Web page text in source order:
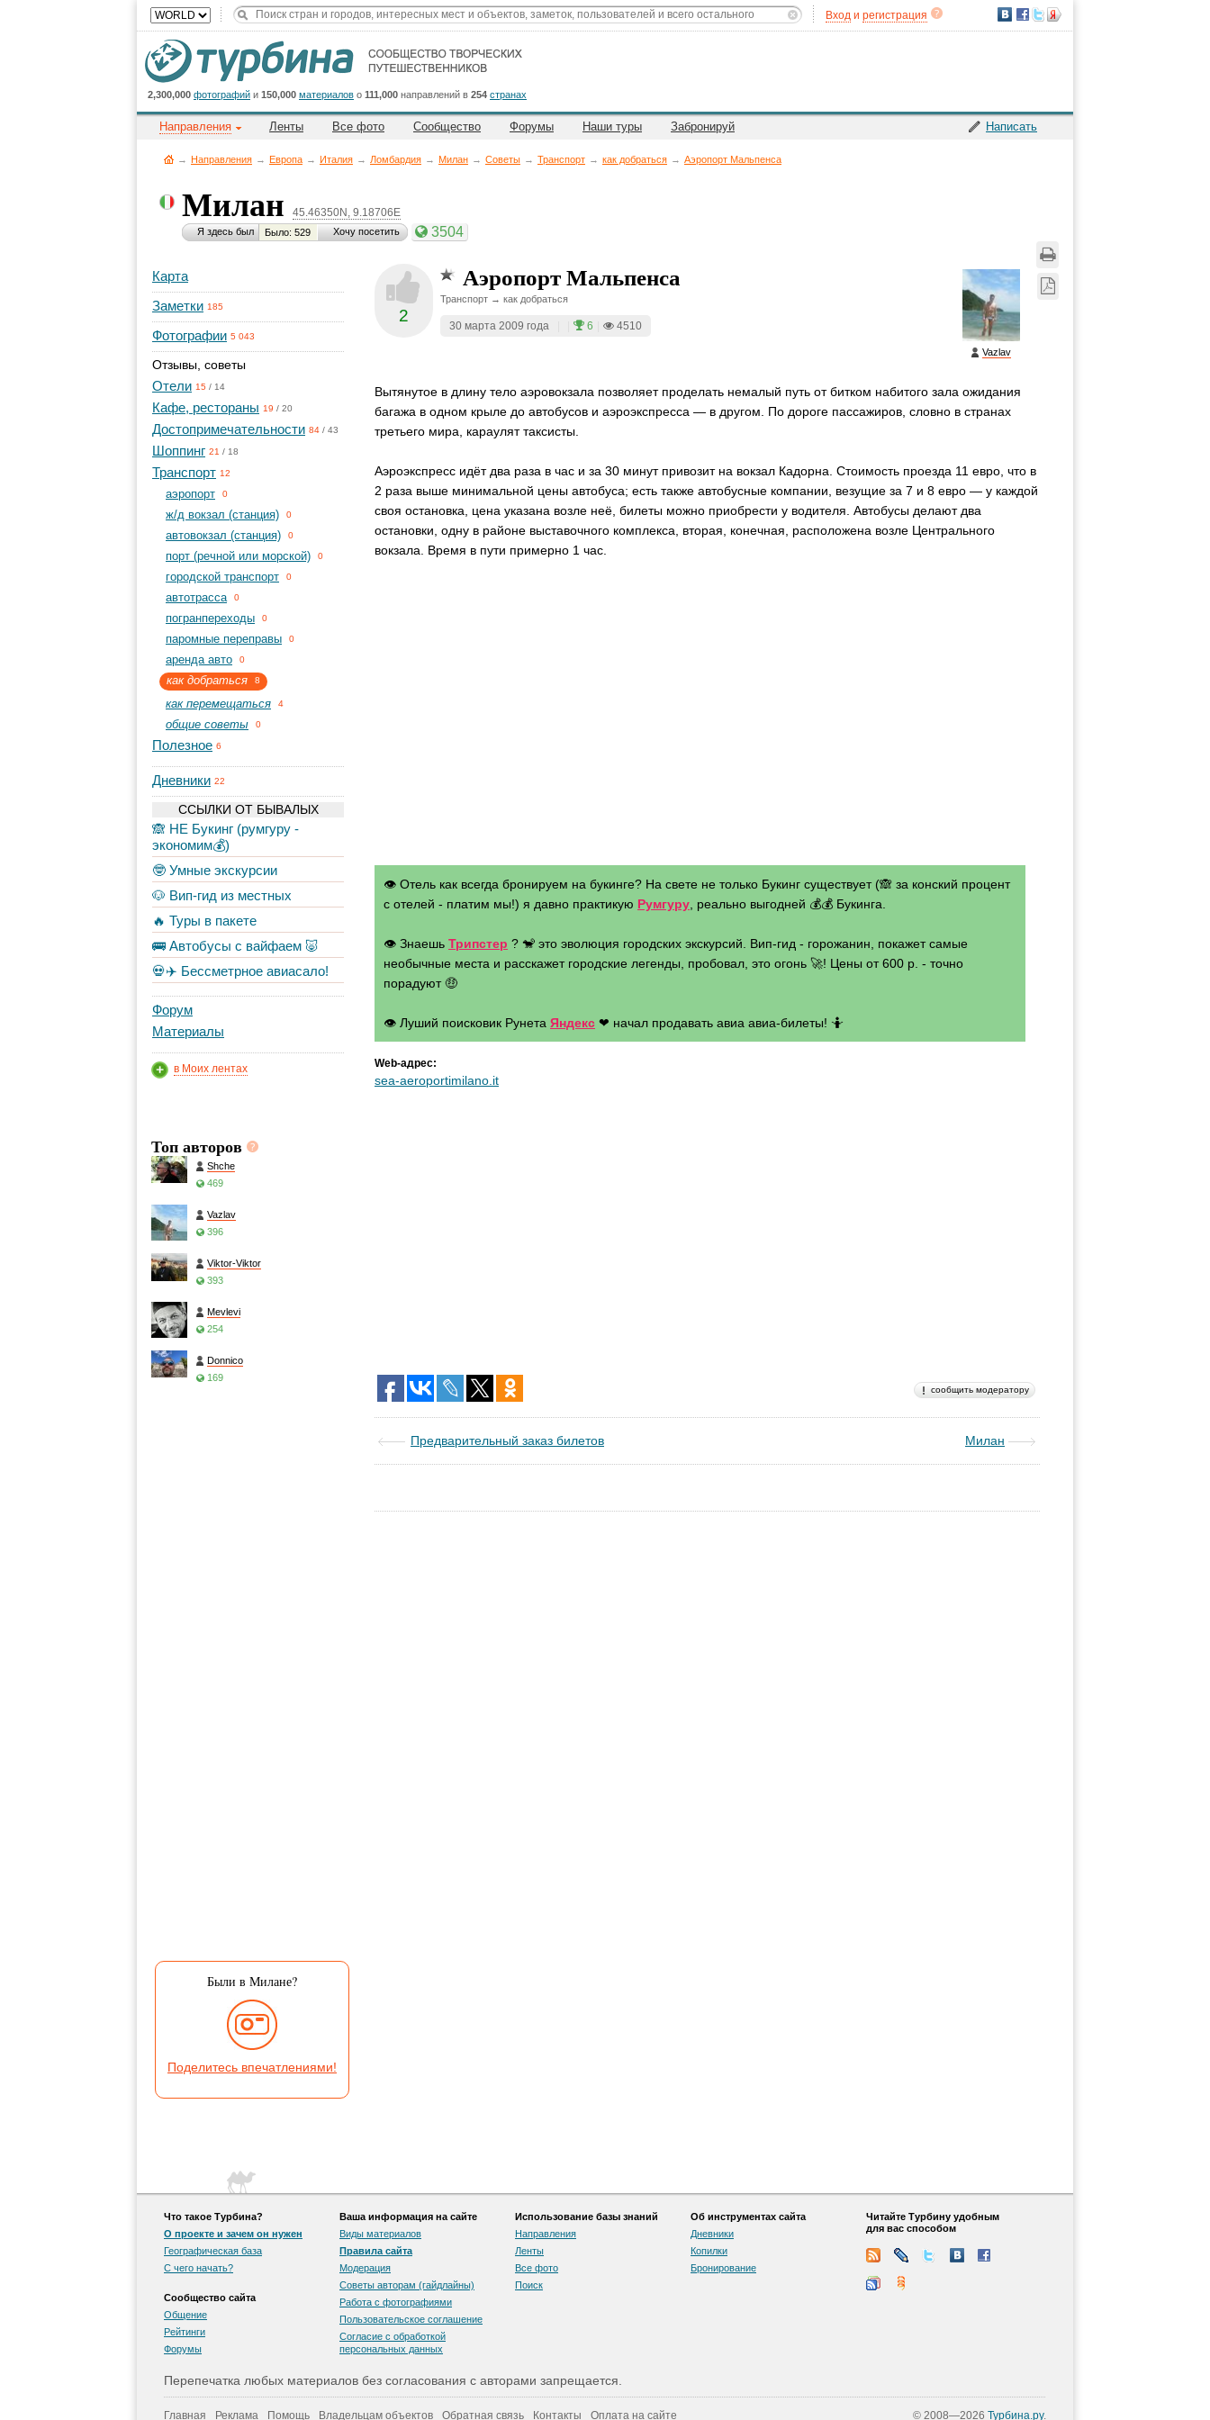
Вход и регистрация
2,300,000 фотографий и 150,000 материалов о 111,000 направлений в 254 странах
Написать
Направления Ленты Все фото Сообщество Форумы Наши туры Забронируй
→ Направления → Европа → Италия → Ломбардия → Милан → Советы → Транспорт → как добраться → Аэропорт Мальпенса
Милан 45.46350N, 9.18706E
Я здесь был Было: 529 Хочу посетить 3504
Карта
Заметки 185
Фотографии 5 043
Отзывы, советы
Отели 15 / 14
Кафе, рестораны 19 / 20
Достопримечательности 84 / 43
Шоппинг 21 / 18
Транспорт 12
aэропорт 0
ж/д вокзал (станция) 0
автовокзал (станция) 0
порт (речной или морской) 0
городской транспорт 0
автотрасса 0
погранпереходы 0
паромные переправы 0
аренда авто 0
как добраться 8
как перемещаться 4
общие советы 0
Полезное 6
Дневники 22
ССЫЛКИ ОТ БЫВАЛЫХ
🙈 НЕ Букинг (румгуру -
экономим💰)
🤓 Умные экскурсии
🐶 Вип-гид из местных
🔥 Туры в пакете
🚌 Автобусы с вайфаем 🐷
💀✈️ Бессметрное авиасало!
Форум
Материалы
в Моих лентах
Топ авторов
Shche
469
Vazlav
396
Viktor-Viktor
393
Mevlevi
254
Donnico
169
Были в Милане?
Поделитесь впечатлениями!
2
Vazlav
Аэропорт Мальпенса
Транспорт → как добраться
30 марта 2009 года 6 4510
Вытянутое в длину тело аэровокзала позволяет проделать немалый путь от битком набитого зала ожидания
багажа в одном крыле до автобусов и аэроэкспресса — в другом. По дороге пассажиров, словно в странах
третьего мира, караулят таксисты.
Аэроэкспресс идёт два раза в час и за 30 минут привозит на вокзал Кадорна. Стоимость проезда 11 евро, что в
2 раза выше минимальной цены автобуса; есть также автобусные компании, везущие за 7 и 8 евро — у каждой
своя остановка, цена указана возле неё, билеты можно приобрести у водителя. Автобусы делают два
остановки, одну в районе выставочного комплекса, вторая, конечная, расположена возле Центрального
вокзала. Время в пути примерно 1 час.
👁 Отель как всегда бронируем на букинге? На свете не только Букинг существует (🙈 за конский процент
с отелей - платим мы!) я давно практикую Румгуру , реально выгодней 💰💰 Букинга.
👁 Знаешь Трипстер ? 🐒 это эволюция городских экскурсий. Вип-гид - горожанин, покажет самые
необычные места и расскажет городские легенды, пробовал, это огонь 🚀! Цены от 600 р. - точно
порадуют 🤑
👁 Луший поисковик Рунета Яндекс ❤ начал продавать авиа авиа-билеты! 🤷
Web-адрес:
sea-aeroportimilano.it
сообщить модератору
Предварительный заказ билетов Милан
Что такое Турбина?
О проекте и зачем он нужен
Географическая база
С чего начать?
Сообщество сайта
Общение
Рейтинги
Форумы
Ваша информация на сайте
Виды материалов
Правила сайта
Модерация
Советы авторам (гайдлайны)
Работа с фотографиями
Пользовательскоe соглашение
Согласие с обработкой
персональных данных
Использование базы знаний
Направления
Ленты
Все фото
Поиск
Об инструментах сайта
Дневники
Копилки
Бронирование
Читайте Турбину удобным
для вас способом
Перепечатка любых материалов без согласования с авторами запрещается.
Главная Реклама Помощь Владельцам объектов Обратная связь Контакты Оплата на сайте © 2008—2026 Турбина.ру.